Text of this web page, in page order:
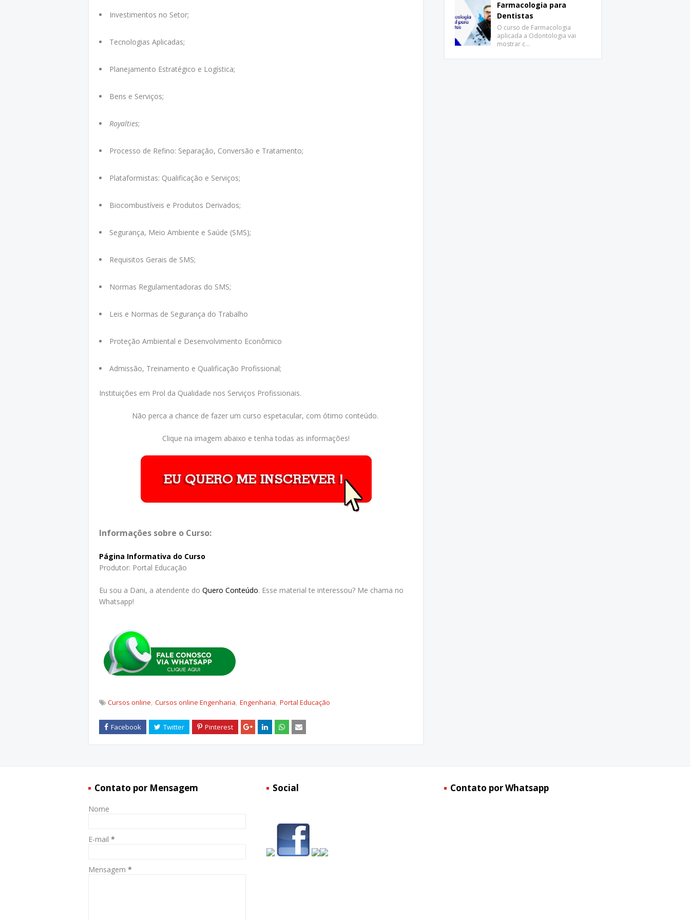
Investimentos no Setor;
Tecnologias Aplicadas;
Planejamento Estratégico e Logística;
Bens e Serviços;
Royalties;
Processo de Refino: Separação, Conversão e Tratamento;
Plataformistas: Qualificação e Serviços;
Biocombustíveis e Produtos Derivados;
Segurança, Meio Ambiente e Saúde (SMS);
Requisitos Gerais de SMS;
Normas Regulamentadoras do SMS;
Leis e Normas de Segurança do Trabalho
Proteção Ambiental e Desenvolvimento Econômico
Admissão, Treinamento e Qualificação Profissional;
Instituições em Prol da Qualidade nos Serviços Profissionais.
Não perca a chance de fazer um curso espetacular, com ótimo conteúdo.
Clique na imagem abaixo e tenha todas as informações!
Informações sobre o Curso:
Página Informativa do Curso
Produtor: Portal Educação
Eu sou a Dani, a atendente do Quero Conteúdo. Esse material te interessou? Me chama no
Whatsapp!
Cursos online Cursos online Engenharia Engenharia Portal Educação
Farmacologia para
Dentistas
O curso de Farmacologia
aplicada a Odontologia vai
mostrar c…
Contato por Mensagem
Nome
E-mail *
Mensagem *
Social Contato por Whatsapp